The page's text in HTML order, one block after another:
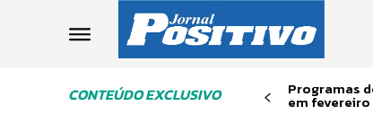
CONTEÚDO EXCLUSIVO Programas
em fevereiro